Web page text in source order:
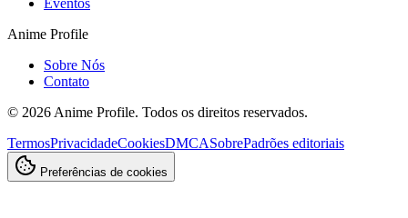
Anime Profile
Sobre Nós
Contato
© 2026 Anime Profile. Todos os direitos reservados.
TermosPrivacidadeCookiesDMCASobrePadrões editoriais
Preferências de cookies